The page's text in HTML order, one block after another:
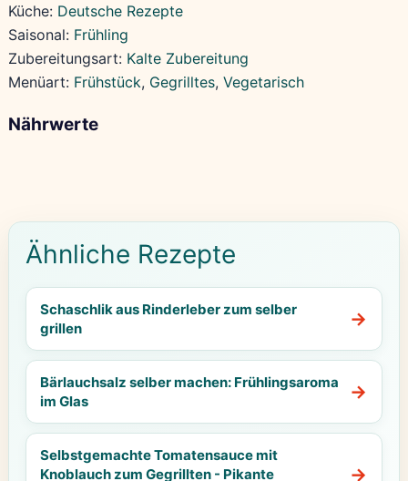
Küche: Deutsche Rezepte
Saisonal: Frühling
Zubereitungsart: Kalte Zubereitung
Menüart: Frühstück, Gegrilltes, Vegetarisch
Nährwerte
Ähnliche Rezepte
Schaschlik aus Rinderleber zum selber
grillen
Bärlauchsalz selber machen: Frühlingsaroma
im Glas
Selbstgemachte Tomatensauce mit
Knoblauch zum Gegrillten - Pikante